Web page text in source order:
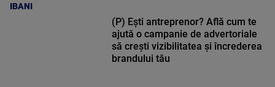
IBANI
(P) Ești antreprenor? Află cum te
ajută o campanie de advertoriale
să crești vizibilitatea și încrederea
brandului tău